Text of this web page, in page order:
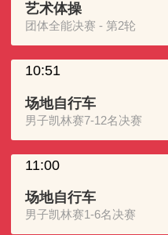
艺术体操
团体全能决赛 - 第2轮
10:51
场地自行车
男子凯林赛7-12名决赛
11:00
场地自行车
男子凯林赛1-6名决赛